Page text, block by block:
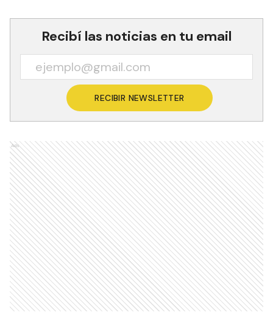
Recibí las noticias en tu email
RECIBIR NEWSLETTER
Ads